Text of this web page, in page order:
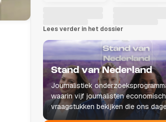
Lees verder in het dossier
Stand van Nederland
Journalistiek
waarin vijf journalisten
vraagstukken bekijken die ons
leven raken.